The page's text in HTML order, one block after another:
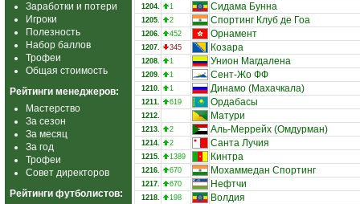
Заработки и потери
Игроки
Полезность
Набор баллов
Трофеи
Общая стоимость
Рейтинги менеджеров:
Мастерство
За сезон
За месяц
За год
Трофеи
Совет директоров
Рейтинги футболистов:
1204. 1 Сидама Бунна
1205. 2 Спортинг Клуб де Гоа
1206. 452 Орнамент
1207. 345 Козара
1208. 1 Унион Магдалена
1209. 1 Сент-Жо ФФ
1210. 1 Динамо (Махачкала)
1211. 619 Ордабасы
1212. Матури
1213. 2 Аль-Меррейх (Омдурман)
1214. 2 Санта Лучия
1215. 1389 Кинтра
1216. 670 Мохаммедан Спортинг
1217. 670 Нефтчи
1218. 198 Волдия